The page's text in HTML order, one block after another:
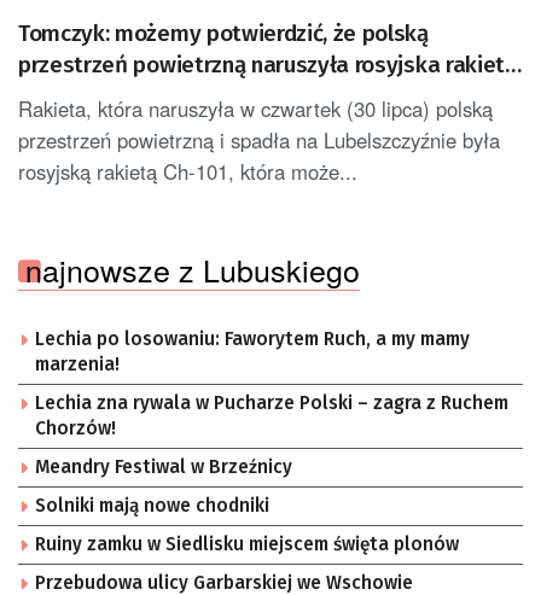
Tomczyk: możemy potwierdzić, że polską
przestrzeń powietrzną naruszyła rosyjska rakieta
Ch-101
Rakieta, która naruszyła w czwartek (30 lipca) polską
przestrzeń powietrzną i spadła na Lubelszczyźnie była
rosyjską rakietą Ch-101, która może...
najnowsze z Lubuskiego
Lechia po losowaniu: Faworytem Ruch, a my mamy
marzenia!
Lechia zna rywala w Pucharze Polski – zagra z Ruchem
Chorzów!
Meandry Festiwal w Brzeźnicy
Solniki mają nowe chodniki
Ruiny zamku w Siedlisku miejscem święta plonów
Przebudowa ulicy Garbarskiej we Wschowie